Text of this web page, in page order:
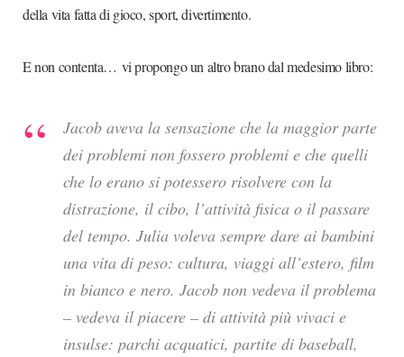
della vita fatta di gioco, sport, divertimento.
E non contenta… vi propongo un altro brano dal medesimo libro:
Jacob aveva la sensazione che la maggior parte
dei problemi non fossero problemi e che quelli
che lo erano si potessero risolvere con la
distrazione, il cibo, l’attività fisica o il passare
del tempo. Julia voleva sempre dare ai bambini
una vita di peso: cultura, viaggi all’estero, film
in bianco e nero. Jacob non vedeva il problema
– vedeva il piacere – di attività più vivaci e
insulse: parchi acquatici, partite di baseball,